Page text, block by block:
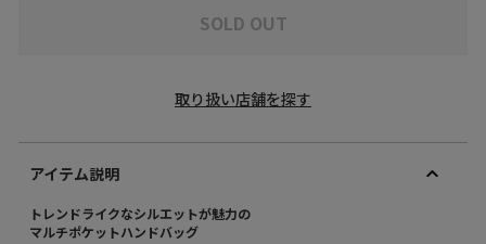
SOLD OUT
取り扱い店舗を探す
アイテム説明
トレンドライクなシルエットが魅力の
マルチポケットハンドバッグ